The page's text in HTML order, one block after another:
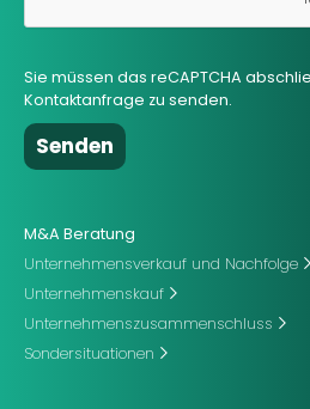
Sie müssen das reCAPTCHA
Kontaktanfrage zu senden.
M&A Beratung
Unternehmensverkauf und Nachfolge
Unternehmenskauf
Unternehmenszusammenschluss
Sondersituationen